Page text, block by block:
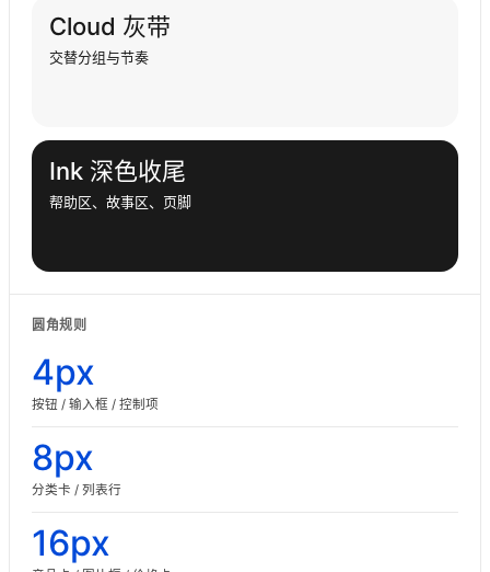
Cloud 灰带
交替分组与节奏
Ink 深色收尾
帮助区、故事区、页脚
圆角规则
4px
按钮 / 输入框 / 控制项
8px
分类卡 / 列表行
16px